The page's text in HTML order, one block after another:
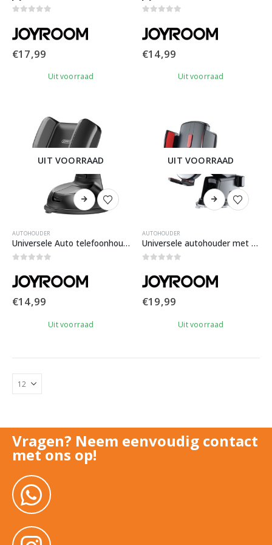
€17,99
Uit voorraad
€14,99
Uit voorraad
UIT VOORRAAD
AUTOHOUDER
Universele Auto telefoonhouder, horizontaal en verticaal flip
€14,99
Uit voorraad
UIT VOORRAAD
AUTOHOUDER
Universele autohouder met kogelflip en verstelarm
€19,99
Uit voorraad
Vragen? Neem eenvoudig contact
met ons op!